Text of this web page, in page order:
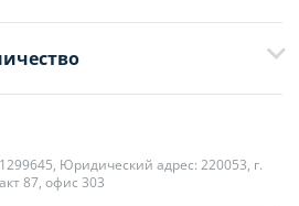
на письма в будние дни с 9:00 до
Филюта
Гладченко
Юридический адрес: 220053, г.
87, офис 303